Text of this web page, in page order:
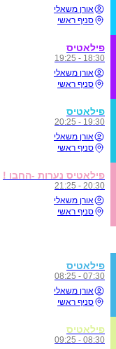
אורן משאלי
סניף ראשי
פילאטיס
18:30 - 19:25
אורן משאלי
סניף ראשי
פילאטיס
19:30 - 20:25
אורן משאלי
סניף ראשי
פילאטיס נערות -החבו !
20:30 - 21:25
אורן משאלי
סניף ראשי
פילאטיס
07:30 - 08:25
אורן משאלי
סניף ראשי
פילאטיס
08:30 - 09:25